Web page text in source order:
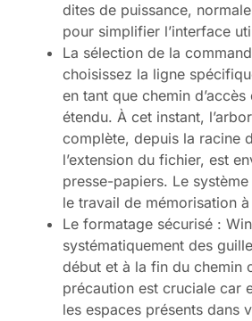
dites de puissance,
pour simplifier l’interface
La sélection de la
choisissez la ligne
en tant que chemin d’accès
étendu. À cet instant,
complète, depuis la racine
l’extension du fichier, est
presse-papiers. Le
le travail de mémorisation
Le formatage sécurisé :
systématiquement des
début et à la fin du chemin
précaution est cruciale car
les espaces présents dans